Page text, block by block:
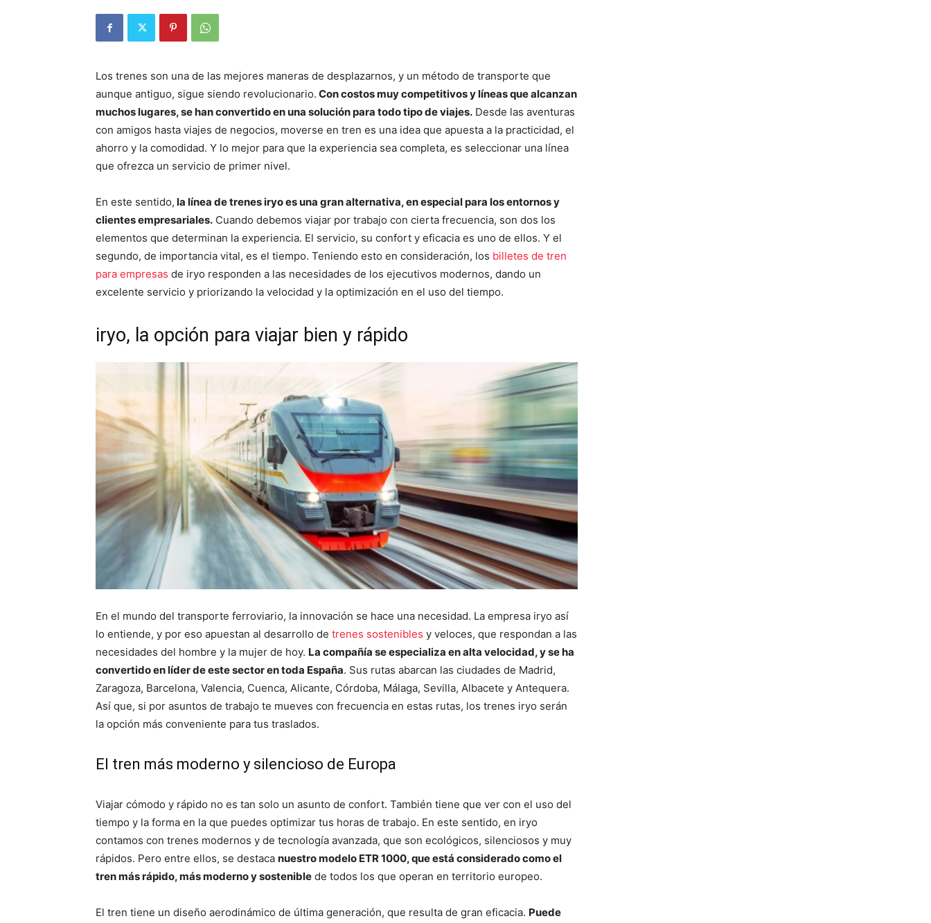
Los trenes son una de las mejores maneras de desplazarnos, y un método de transporte que
aunque antiguo, sigue siendo revolucionario. Con costos muy competitivos y líneas que alcanzan
muchos lugares, se han convertido en una solución para todo tipo de viajes. Desde las aventuras
con amigos hasta viajes de negocios, moverse en tren es una idea que apuesta a la practicidad, el
ahorro y la comodidad. Y lo mejor para que la experiencia sea completa, es seleccionar una línea
que ofrezca un servicio de primer nivel.
En este sentido, la línea de trenes iryo es una gran alternativa, en especial para los entornos y
clientes empresariales. Cuando debemos viajar por trabajo con cierta frecuencia, son dos los
elementos que determinan la experiencia. El servicio, su confort y eficacia es uno de ellos. Y el
segundo, de importancia vital, es el tiempo. Teniendo esto en consideración, los billetes de tren
para empresas de iryo responden a las necesidades de los ejecutivos modernos, dando un
excelente servicio y priorizando la velocidad y la optimización en el uso del tiempo.
iryo, la opción para viajar bien y rápido
En el mundo del transporte ferroviario, la innovación se hace una necesidad. La empresa iryo así
lo entiende, y por eso apuestan al desarrollo de trenes sostenibles y veloces, que respondan a las
necesidades del hombre y la mujer de hoy. La compañía se especializa en alta velocidad, y se ha
convertido en líder de este sector en toda España. Sus rutas abarcan las ciudades de Madrid,
Zaragoza, Barcelona, Valencia, Cuenca, Alicante, Córdoba, Málaga, Sevilla, Albacete y Antequera.
Así que, si por asuntos de trabajo te mueves con frecuencia en estas rutas, los trenes iryo serán
la opción más conveniente para tus traslados.
El tren más moderno y silencioso de Europa
Viajar cómodo y rápido no es tan solo un asunto de confort. También tiene que ver con el uso del
tiempo y la forma en la que puedes optimizar tus horas de trabajo. En este sentido, en iryo
contamos con trenes modernos y de tecnología avanzada, que son ecológicos, silenciosos y muy
rápidos. Pero entre ellos, se destaca nuestro modelo ETR 1000, que está considerado como el
tren más rápido, más moderno y sostenible de todos los que operan en territorio europeo.
El tren tiene un diseño aerodinámico de última generación, que resulta de gran eficacia. Puede